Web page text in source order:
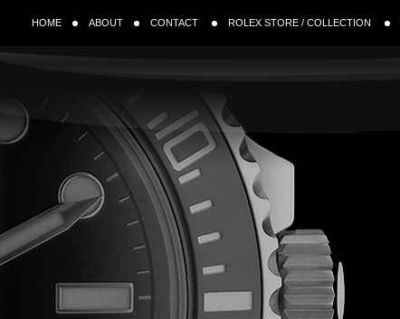
HOME ABOUT CONTACT ROLEX STORE / COLLECTION